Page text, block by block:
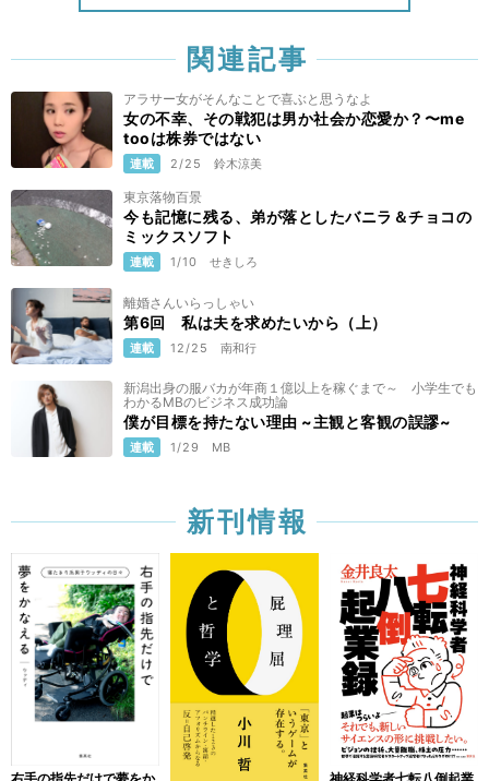
関連記事
アラサー女がそんなことで喜ぶと思うなよ
女の不幸、その戦犯は男か社会か恋愛か？〜me
tooは株券ではない
連載 2/25 鈴木涼美
東京落物百景
今も記憶に残る、弟が落としたバニラ＆チョコの
ミックスソフト
連載 1/10 せきしろ
離婚さんいらっしゃい
第6回 私は夫を求めたいから（上）
連載 12/25 南和行
新潟出身の服バカが年商１億以上を稼ぐまで～ 小学生でも
わかるMBのビジネス成功論
僕が目標を持たない理由 ~主観と客観の誤謬~
連載 1/29 MB
新刊情報